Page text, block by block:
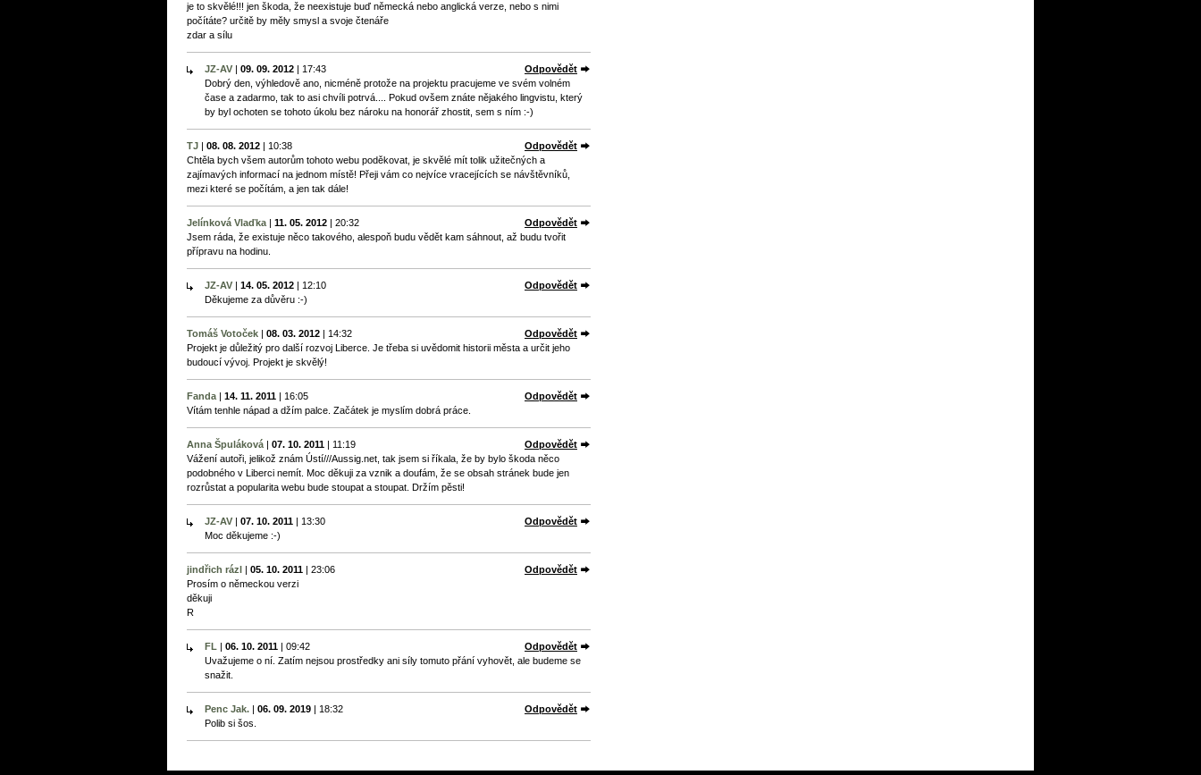
je to skvělé!!! jen škoda, že neexistuje buď německá nebo anglická verze, nebo s nimi
počítáte? určitě by měly smysl a svoje čtenáře
zdar a sílu
JZ-AV | 09. 09. 2012 | 17:43
Odpovědět
Dobrý den, výhledově ano, nicméně protože na projektu pracujeme ve svém volném
čase a zadarmo, tak to asi chvíli potrvá.... Pokud ovšem znáte nějakého lingvistu, který
by byl ochoten se tohoto úkolu bez nároku na honorář zhostit, sem s ním :-)
TJ | 08. 08. 2012 | 10:38
Odpovědět
Chtěla bych všem autorům tohoto webu poděkovat, je skvělé mít tolik užitečných a
zajímavých informací na jednom místě! Přeji vám co nejvíce vracejících se návštěvníků,
mezi které se počítám, a jen tak dále!
Jelínková Vlaďka | 11. 05. 2012 | 20:32
Odpovědět
Jsem ráda, že existuje něco takového, alespoň budu vědět kam sáhnout, až budu tvořit
přípravu na hodinu.
JZ-AV | 14. 05. 2012 | 12:10
Odpovědět
Děkujeme za důvěru :-)
Tomáš Votoček | 08. 03. 2012 | 14:32
Odpovědět
Projekt je důležitý pro další rozvoj Liberce. Je třeba si uvědomit historii města a určit jeho
budoucí vývoj. Projekt je skvělý!
Fanda | 14. 11. 2011 | 16:05
Odpovědět
Vítám tenhle nápad a džím palce. Začátek je myslím dobrá práce.
Anna Špuláková | 07. 10. 2011 | 11:19
Odpovědět
Vážení autoři, jelikož znám Ústí///Aussig.net, tak jsem si říkala, že by bylo škoda něco
podobného v Liberci nemít. Moc děkuji za vznik a doufám, že se obsah stránek bude jen
rozrůstat a popularita webu bude stoupat a stoupat. Držím pěsti!
JZ-AV | 07. 10. 2011 | 13:30
Odpovědět
Moc děkujeme :-)
jindřich rázl | 05. 10. 2011 | 23:06
Odpovědět
Prosím o německou verzi
děkuji
R
FL | 06. 10. 2011 | 09:42
Odpovědět
Uvažujeme o ní. Zatím nejsou prostředky ani síly tomuto přání vyhovět, ale budeme se
snažit.
Penc Jak. | 06. 09. 2019 | 18:32
Odpovědět
Polib si šos.